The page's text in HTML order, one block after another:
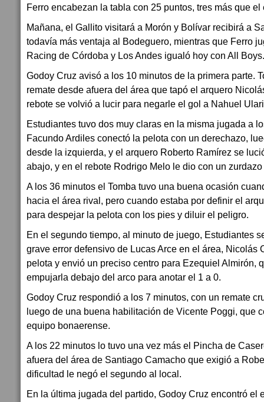
Ferro encabezan la tabla con 25 puntos, tres más que
Mañana, el Gallito visitará a Morón y Bolívar recibirá a
todavía más ventaja al Bodeguero, mientras que Ferro
Racing de Córdoba y Los Andes igualó hoy con All Boys.
Godoy Cruz avisó a los 10 minutos de la primera parte.
remate desde afuera del área que tapó el arquero
rebote se volvió a lucir para negarle el gol a Nahuel
Estudiantes tuvo dos muy claras en la misma jugada a
Facundo Ardiles conectó la pelota con un derechazo,
desde la izquierda, y el arquero Roberto Ramírez se
abajo, y en el rebote Rodrigo Melo le dio con un
A los 36 minutos el Tomba tuvo una buena ocasión
hacia el área rival, pero cuando estaba por definir el
para despejar la pelota con los pies y diluir el peligro.
En el segundo tiempo, al minuto de juego, Estudiantes
grave error defensivo de Lucas Arce en el área, Nicolás
pelota y envió un preciso centro para Ezequiel Almirón,
empujarla debajo del arco para anotar el 1 a 0.
Godoy Cruz respondió a los 7 minutos, con un remate
luego de una buena habilitación de Vicente Poggi, que
equipo bonaerense.
A los 22 minutos lo tuvo una vez más el Pincha de
afuera del área de Santiago Camacho que exigió a
dificultad le negó el segundo al local.
En la última jugada del partido, Godoy Cruz encontró el